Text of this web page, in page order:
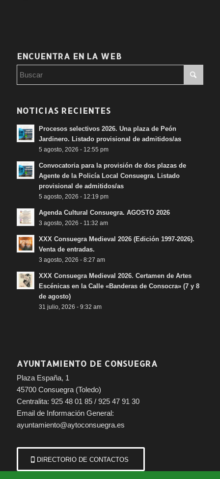
ENCUENTRA EN LA WEB
NOTICIAS RECIENTES
Procesos selectivos 2026. Una plaza de Peón
Jardinero. Listado provisional de admitidos/as
5 agosto, 2026 - 12:55 pm
Convocatoria para la provisión de dos plazas de
Agente de la Policía Local Consuegra. Listado
provisional de admitidos/as
5 agosto, 2026 - 12:19 pm
Agenda Cultural Consuegra. AGOSTO 2026
3 agosto, 2026 - 11:32 am
XXX Consuegra Medieval 2026 (Edición 1997-2026).
Venta de entradas.
3 agosto, 2026 - 8:27 am
XXX Consuegra Medieval 2026. Certamen de Artes
Escénicas en la Calle «Banderas de Consocra» (7 y 8
de agosto)
31 julio, 2026 - 9:32 am
AYUNTAMIENTO DE CONSUEGRA
Plaza España, 1
45700 Consuegra (Toledo)
Centralita: 925 48 01 85 / 925 47 91 30
Email de Información General:
ayuntamiento@aytoconsuegra.es
DIRECTORIO DE CONTACTOS